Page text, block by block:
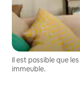
Il est possible que
immeuble.